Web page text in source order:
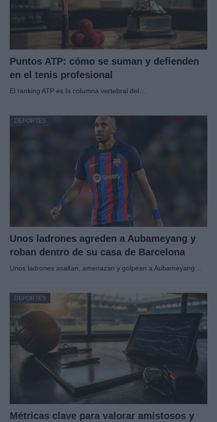
Puntos ATP: cómo se suman y defienden
en el tenis profesional
El ranking ATP es la columna vertebral del…
DEPORTES
Unos ladrones agreden a Aubameyang y
roban dentro de su casa de Barcelona
Unos ladrones asaltan, amenazan y golpean a Aubameyang…
DEPORTES
Métricas clave para valorar amistosos y